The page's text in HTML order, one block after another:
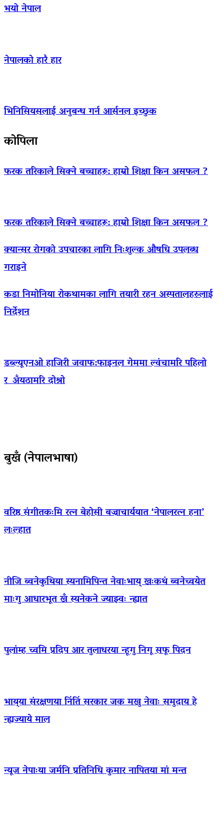
भयो नेपाल
नेपालको हारै हार
भिनिसियसलाई अनुबन्ध गर्न आर्सनल इच्छुक
कोपिला
फरक तरिकाले सिक्ने बच्चाहरू: हाम्रो शिक्षा किन असफल ?
फरक तरिकाले सिक्ने बच्चाहरू: हाम्रो शिक्षा किन असफल ?
क्यान्सर रोगको उपचारका लागि निःशुल्क औषधि उपलब्ध
गराइने
कडा निमोनिया रोकथामका लागि तयारी रहन अस्पतालहरुलाई
निर्देशन
डब्ल्यूएनओ हाजिरी जवाफ:फाइनल गेममा ल्वंचामरि पहिलो
र अँयठामरि दोश्रो
बुखँ (नेपालभाषा)
वरिष्ठ संगीतकःमि रत्न बेहोसी बज्राचार्ययात ‘नेपालरत्न हना’
लःल्हात
नीजि ब्वनेकुथिया स्यनामिपिन्त नेवाःभाय् खःकथं ब्वनेच्वयेत
माःगु आधारभूत खँ स्यनेकने ज्याझ्वः न्ह्यात
पुलांम्ह च्वमि प्रदिप आर तुलाधरया न्हूगु निगू सफू पिदन
भाय्‌या संरक्षणया निंतिं सरकार जक मखु नेवाः समुदाय हे
न्ह्यज्याये माल
न्यूज नेपाःया जर्मनि प्रतिनिधि कुमार नापितया मां मन्त